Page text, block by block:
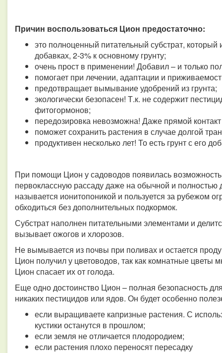
Причин воспользоваться Цион предостаточно:
это полноценный питательный субстрат,
добавках, 2-3% к основному грунту;
очень прост в применении! Добавил – и только
помогает при лечении, адаптации и
предотвращает вымывание удобрений из грунта;
экологически безопасен! Т.к. не содержит
фитогормонов;
передозировка невозможна! Даже прямой
поможет сохранить растения в случае долгой
продуктивен несколько лет! То есть грунт с его
При помощи Цион у садоводов появилась
первоклассную рассаду даже на обычной и
называется ионитопоникой и пользуется за рубежом
обходиться без дополнительных подкормок.
Субстрат наполнен питательными элементами и
вызывает ожогов и хлорозов.
Не вымывается из почвы при поливах и остается
Цион получил у цветоводов, так как комнатные цветы
Цион спасает их от голода.
Еще одно достоинство Цион – полная безопасность
никаких пестицидов или ядов. Он будет особенно
если выращиваете капризные растения. С
кустики останутся в прошлом;
если земля не отличается плодородием;
если растения плохо переносят пересадку